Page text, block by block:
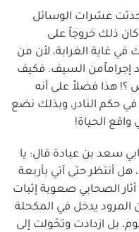
عشرات الوسائل
كان ذلك خروجاً على
في غاية الغرابة، لأن من
إجراماًمن السيف. فكيف
؟! هذا فضلاً على أنه
حكم النادر، وبذلك نضع
الحياة!
سعد بن عبادة قال: يا
هل أنتظر حتى آتي بأربعة
الصحابي صعوبة إثبات
المرود يدخل في المكحلة
بل ازدادت وتحّولت إلى